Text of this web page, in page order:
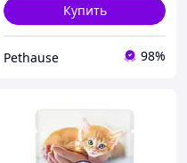
Купить
Pethause 98%